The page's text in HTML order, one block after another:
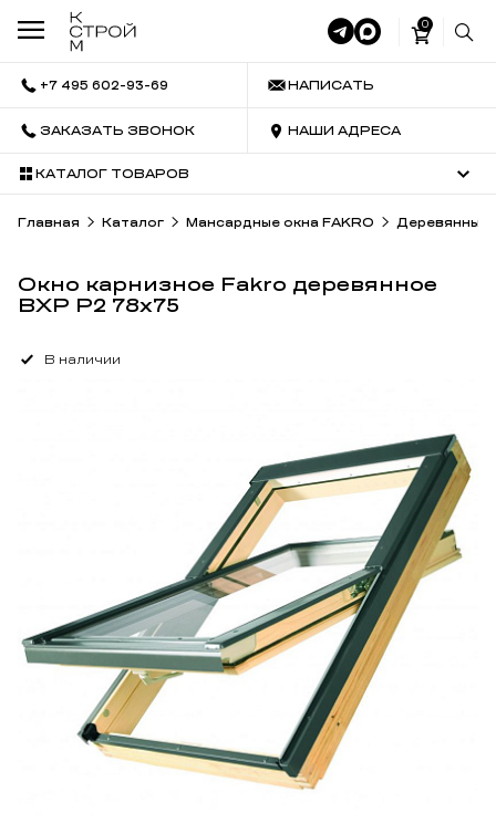
0
+7 495 602-93-69 НАПИСАТЬ
ЗАКАЗАТЬ ЗВОНОК НАШИ АДРЕСА
КАТАЛОГ ТОВАРОВ
Главная Каталог Мансардные окна FAKRO Деревянные
Окно карнизное Fakro деревянное
BXP P2 78х75
В наличии